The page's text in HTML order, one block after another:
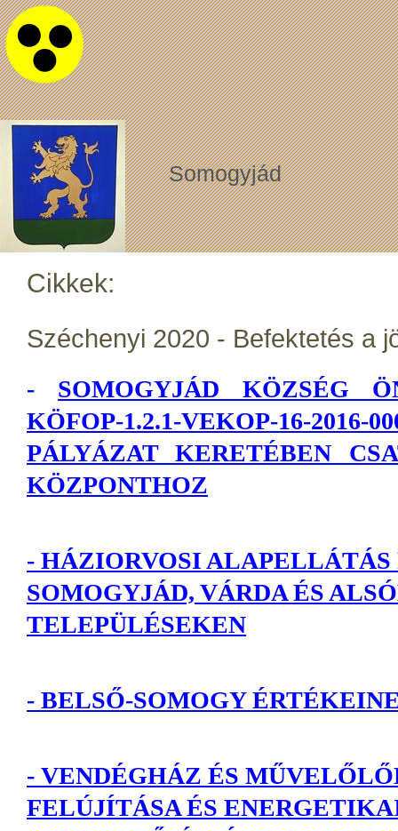
Somogyjád
Cikkek:
Széchenyi 2020 - Befektetés a
- SOMOGYJÁD KÖZSÉG
KÖFOP-1.2.1-VEKOP-16-
PÁLYÁZAT KERETÉBEN
KÖZPONTHOZ
- HÁZIORVOSI ALAPELLÁTÁS
SOMOGYJÁD, VÁRDA ÉS
TELEPÜLÉSEKEN
- BELSŐ-SOMOGY
- VENDÉGHÁZ ÉS
FELÚJÍTÁSA ÉS